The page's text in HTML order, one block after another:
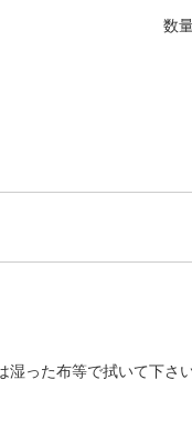
数
った布等で拭いて下さい